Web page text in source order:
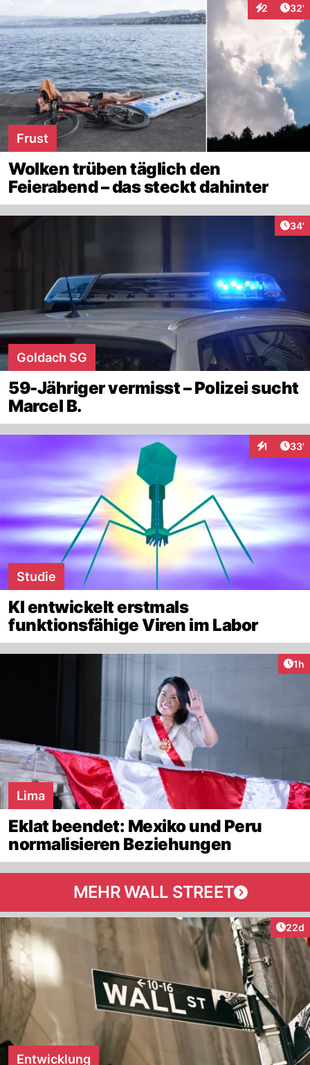
2 32'
Frust
Wolken trüben täglich den
Feierabend – das steckt dahinter
34'
Goldach SG
59-Jähriger vermisst – Polizei sucht
Marcel B.
1 33'
Studie
KI entwickelt erstmals
funktionsfähige Viren im Labor
1h
Lima
Eklat beendet: Mexiko und Peru
normalisieren Beziehungen
MEHR WALL STREET
22d
Entwicklung